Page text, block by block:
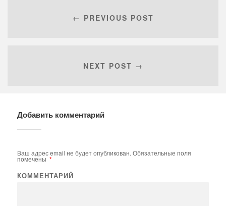
← PREVIOUS POST
NEXT POST →
Добавить комментарий
Ваш адрес email не будет опубликован. Обязательные поля
помечены *
КОММЕНТАРИЙ